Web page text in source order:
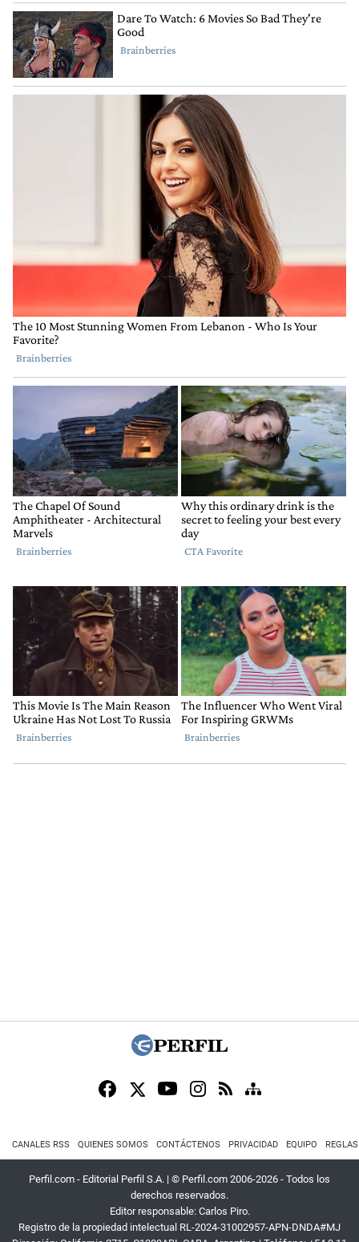
CANALES RSS QUIENES SOMOS CONTÁCTENOS PRIVACIDAD EQUIPO
Perfil.com - Editorial Perfil S.A. | © Perfil.com 2006-2026 - Todos los
derechos reservados.
Editor responsable: Carlos Piro.
Registro de la propiedad intelectual RL-2024-31002957-APN-DNDA#MJ